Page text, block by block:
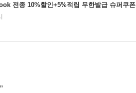
전종 10%할인+5%적립 무한발급 슈퍼쿠폰